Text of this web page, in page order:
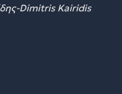
Dimitris Kairidis